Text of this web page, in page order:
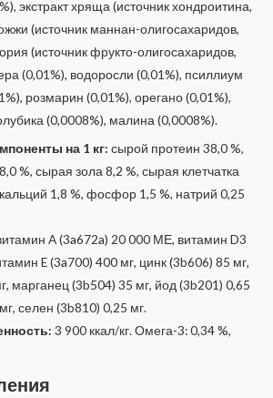
экстракт хряща (источник хондроитина,
(источник маннан-олигосахаридов,
(источник фрукто-олигосахаридов,
(0,01%), водоросли (0,01%), псиллиум
розмарин (0,01%), орегано (0,01%),
(0,0008%), малина (0,0008%).
на 1 кг: сырой протеин 38,0 %,
%, сырая зола 8,2 %, сырая клетчатка
1,8 %, фосфор 1,5 %, натрий 0,25
A (3a672a) 20 000 МЕ, витамин D3
E (3a700) 400 мг, цинк (3b606) 85 мг,
марганец (3b504) 35 мг, йод (3b201) 0,65
селен (3b810) 0,25 мг.
3 900 ккал/кг. Омега-3: 0,34 %,